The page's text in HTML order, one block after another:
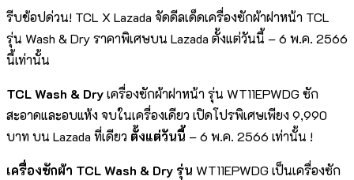
รีบช้อปด่วน! TCL X Lazada จัดดีลเด็ดเครื่องซักผ้าฝาหน้า TCL
รุ่น Wash & Dry ราคาพิเศษบน Lazada ตั้งแต่วันนี้ – 6 พ.ค. 2566
นี้เท่านั้น
TCL Wash & Dryเครื่องซักผ้าฝาหน้า รุ่น WT11EPWDG ซัก
สะอาดและอบแห้ง จบในเครื่องเดียว เปิดโปรพิเศษเพียง 9,990
บาท บน Lazada ที่เดียว ตั้งแต่วันนี้ – 6 พ.ค. 2566 เท่านั้น !
เครื่องซักผ้า TCL Wash & Dry รุ่น WT11EPWDG เป็นเครื่องซัก